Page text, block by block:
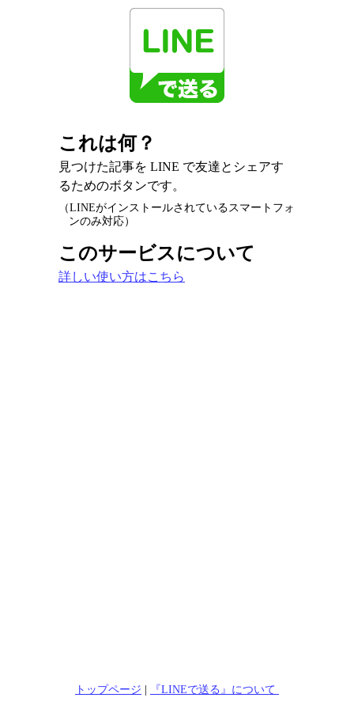
これは何？
見つけた記事を LINE で友達とシェアす
るためのボタンです。
（LINEがインストールされているスマートフォ
ンのみ対応）
このサービスについて
詳しい使い方はこちら
トップページ | 『LINEで送る』について